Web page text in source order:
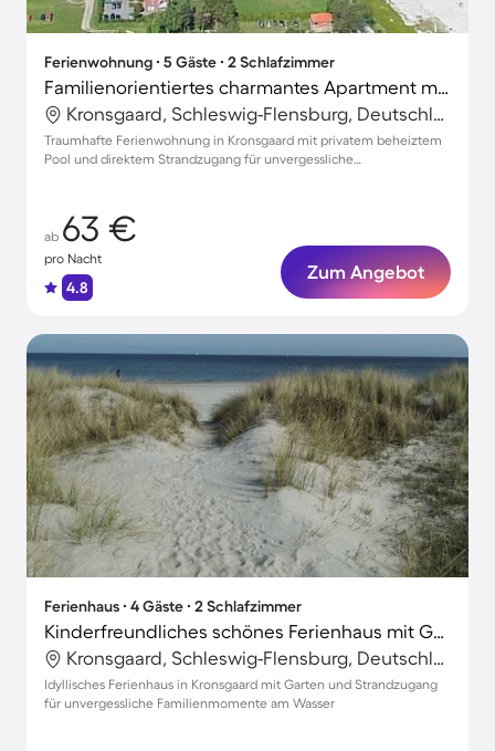
Ferienwohnung ∙ 5 Gäste ∙ 2 Schlafzimmer
Familienorientiertes charmantes Apartment mit Garten, privatem Pool und Sauna | Strand in der Nähe | Perfekt für die Arbeit von Zuhause
Kronsgaard, Schleswig-Flensburg, Deutschland
Traumhafte Ferienwohnung in Kronsgaard mit privatem beheiztem
Pool und direktem Strandzugang für unvergessliche
ab 63 €
pro Nacht
4.8
Zum Angebot
Ferienhaus ∙ 4 Gäste ∙ 2 Schlafzimmer
Kinderfreundliches schönes Ferienhaus mit Garten, Terrasse und Grill | Neben dem Strand
Kronsgaard, Schleswig-Flensburg, Deutschland
Idyllisches Ferienhaus in Kronsgaard mit Garten und Strandzugang
für unvergessliche Familienmomente am Wasser